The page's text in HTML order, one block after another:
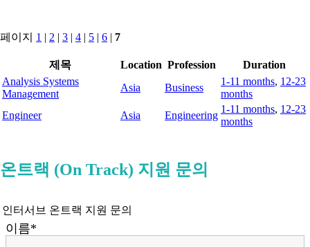
페이지 1 | 2 | 3 | 4 | 5 | 6 | 7
제목 Location Profession
Duration
Analysis Systems
Management
Asia Business
1-11 months, 12-23
months
Engineer
Asia Engineering
1-11 months, 12-23
months
온트랙 (On Track) 지원 문의
인터서브 온트랙 지원 문의
이름*